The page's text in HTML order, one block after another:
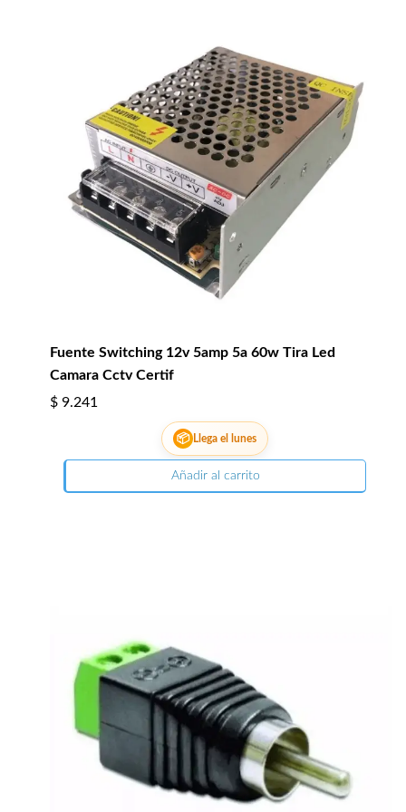
Fuente Switching 12v 5amp 5a 60w Tira Led
Camara Cctv Certif
$ 9.241
📦 Llega el lunes
Añadir al carrito